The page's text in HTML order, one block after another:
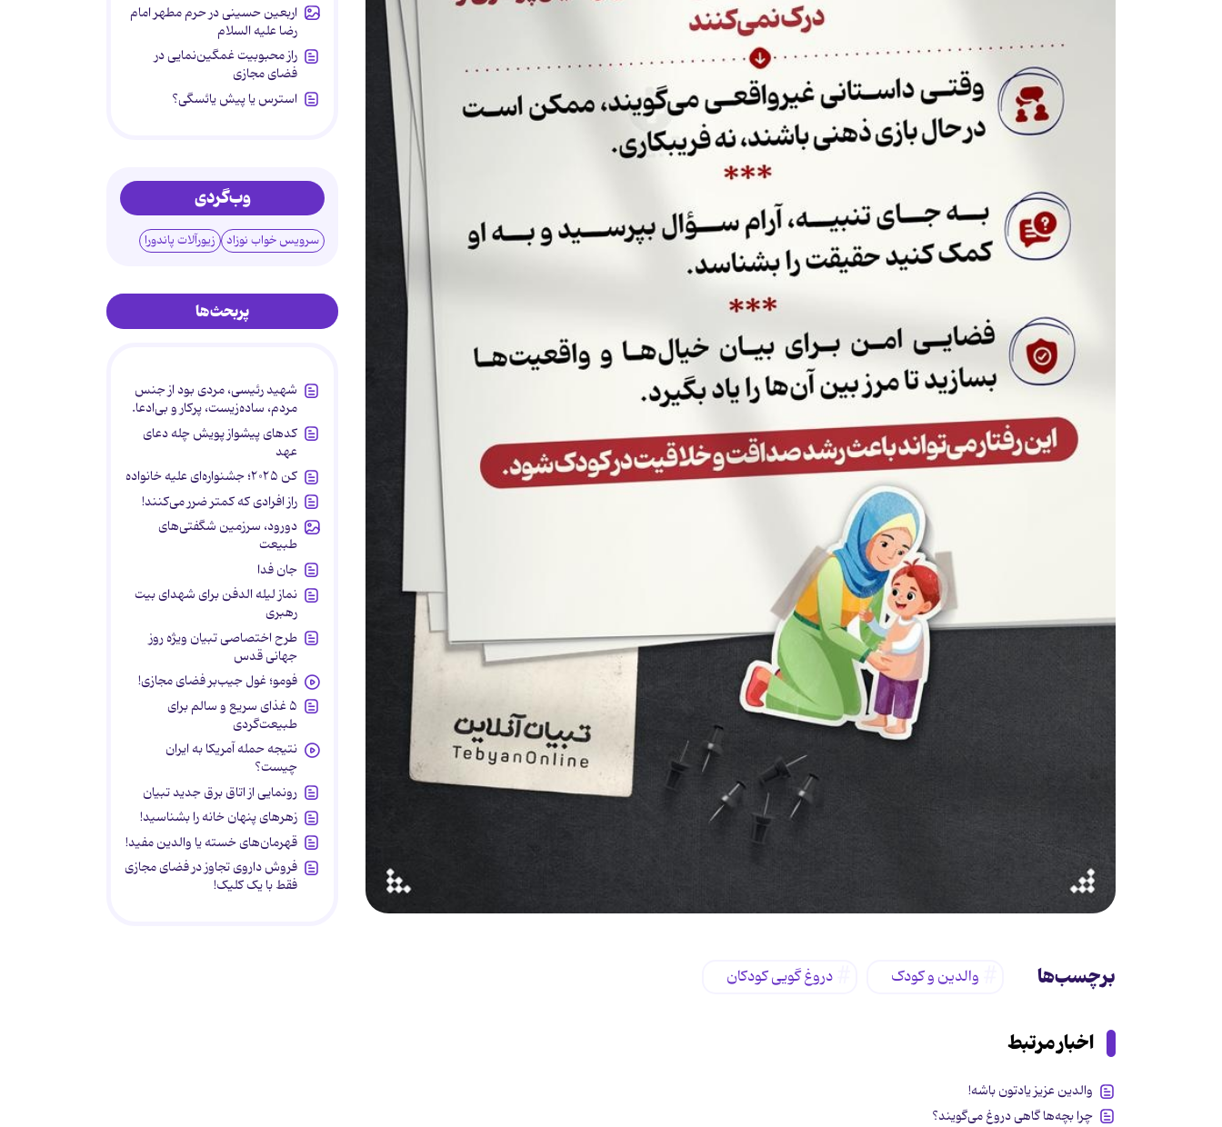
برچسب‌ها والدین و کودک دروغ گویی کودکان
اخبار مرتبط
والدین عزیز یادتون باشه!
چرا بچه‌ها گاهی دروغ می‌گویند؟
اربعین حسینی در حرم مطهر امام
رضا علیه السلام
راز محبوبیت غمگین‌نمایی در
فضای مجازی
استرس یا پیش یائسگی؟
وب‌گردی
سرویس خواب نوزاد زیورآلات پاندورا
پربحث‌ها
شهید رئیسی، مردی بود از جنس
مردم، ساده‌زیست، پرکار و بی‌ادعا.
کدهای پیشواز پویش چله دعای
عهد
کن ۲۰۲۵؛ جشنواره‌ای علیه خانواده
راز افرادی که کمتر ضرر می‌کنند!
دورود، سرزمین شگفتی‌های
طبیعت
جان فدا
نماز لیله الدفن برای شهدای بیت
رهبری
طرح اختصاصی تبیان ویژه روز
جهانی قدس
فومو؛ غول جیب‌بر فضای مجازی!
۵ غذای سریع و سالم برای
طبیعت‌گردی
نتیجه حمله آمریکا به ایران
چیست؟
رونمایی از اتاق برق جدید تبیان
زهرهای پنهان خانه را بشناسید!
قهرمان‌های خسته یا والدین مفید!
فروش داروی تجاوز در فضای مجازی
فقط با یک کلیک!